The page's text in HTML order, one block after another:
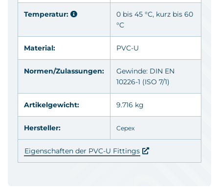
Temperatur:
0 bis 45 °C, kurz bis 60
°C
Material: PVC-U
Normen/Zulassungen:
Gewinde: DIN EN
10226-1 (ISO 7/1)
Artikelgewicht: 9.716 kg
Hersteller: Cepex
Eigenschaften der PVC-U Fittings